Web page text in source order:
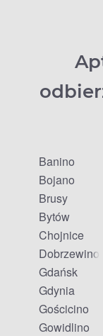
Banino
Bojano
Brusy
Bytów
Chojnice
Dobrzewino
Gdańsk
Gdynia
Gościcino
Gowidlino